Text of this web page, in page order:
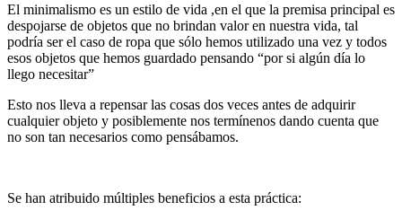
El minimalismo es un estilo de vida ,en el que la premisa principal es
despojarse de objetos que no brindan valor en nuestra vida, tal
podría ser el caso de ropa que sólo hemos utilizado una vez y todos
esos objetos que hemos guardado pensando “por si algún día lo
llego necesitar”
Esto nos lleva a repensar las cosas dos veces antes de adquirir
cualquier objeto y posiblemente nos termínenos dando cuenta que
no son tan necesarios como pensábamos.
Se han atribuido múltiples beneficios a esta práctica: